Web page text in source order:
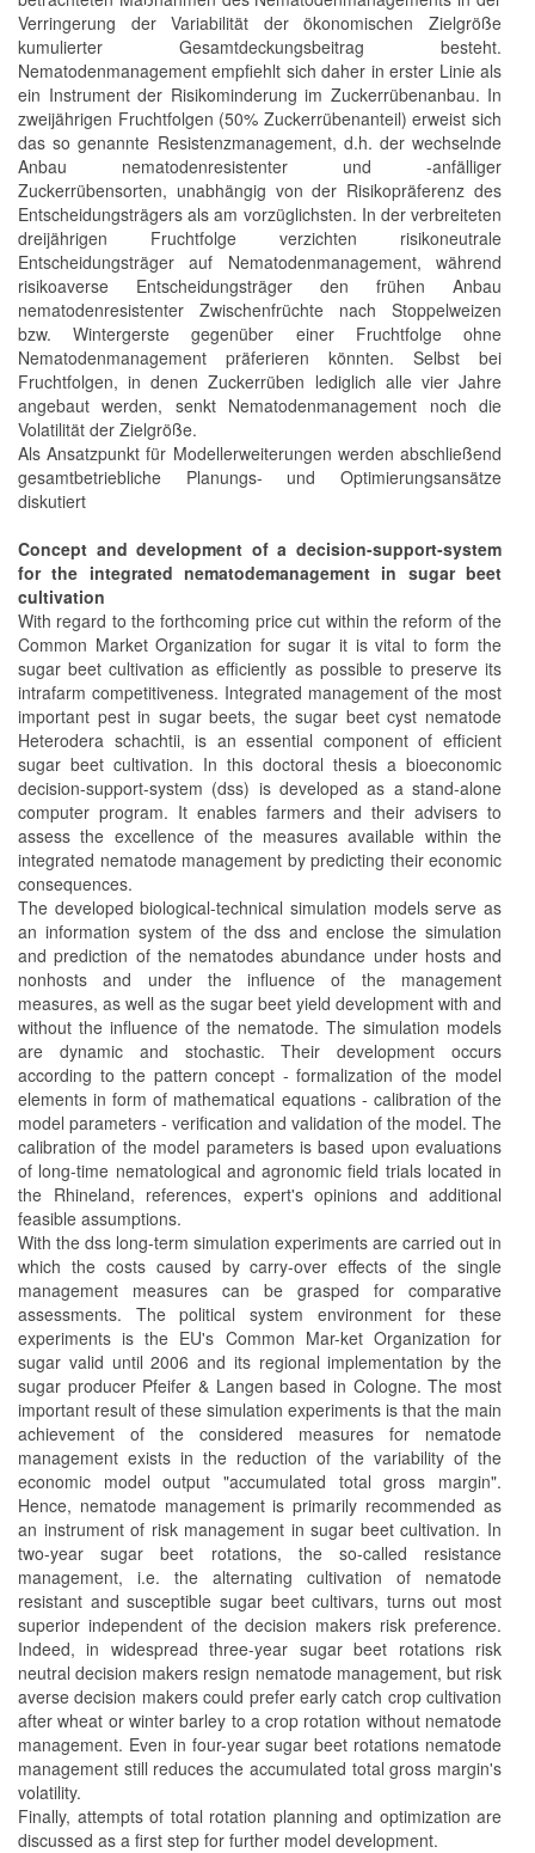
Verringerung der Variabilität der ökonomischen Zielgröße
kumulierter Gesamtdeckungsbeitrag besteht.
Nematodenmanagement empfiehlt sich daher in erster Linie als
ein Instrument der Risikominderung im Zuckerrübenanbau. In
zweijährigen Fruchtfolgen (50% Zuckerrübenanteil) erweist sich
das so genannte Resistenzmanagement, d.h. der wechselnde
Anbau nematodenresistenter und -anfälliger
Zuckerrübensorten, unabhängig von der Risikopräferenz des
Entscheidungsträgers als am vorzüglichsten. In der verbreiteten
dreijährigen Fruchtfolge verzichten risikoneutrale
Entscheidungsträger auf Nematodenmanagement, während
risikoaverse Entscheidungsträger den frühen Anbau
nematodenresistenter Zwischenfrüchte nach Stoppelweizen
bzw. Wintergerste gegenüber einer Fruchtfolge ohne
Nematodenmanagement präferieren könnten. Selbst bei
Fruchtfolgen, in denen Zuckerrüben lediglich alle vier Jahre
angebaut werden, senkt Nematodenmanagement noch die
Volatilität der Zielgröße.
Als Ansatzpunkt für Modellerweiterungen werden abschließend
gesamtbetriebliche Planungs- und Optimierungsansätze
diskutiert
Concept and development of a decision-support-system
for the integrated nematodemanagement in sugar beet
cultivation
With regard to the forthcoming price cut within the reform of the
Common Market Organization for sugar it is vital to form the
sugar beet cultivation as efficiently as possible to preserve its
intrafarm competitiveness. Integrated management of the most
important pest in sugar beets, the sugar beet cyst nematode
Heterodera schachtii, is an essential component of efficient
sugar beet cultivation. In this doctoral thesis a bioeconomic
decision-support-system (dss) is developed as a stand-alone
computer program. It enables farmers and their advisers to
assess the excellence of the measures available within the
integrated nematode management by predicting their economic
consequences.
The developed biological-technical simulation models serve as
an information system of the dss and enclose the simulation
and prediction of the nematodes abundance under hosts and
nonhosts and under the influence of the management
measures, as well as the sugar beet yield development with and
without the influence of the nematode. The simulation models
are dynamic and stochastic. Their development occurs
according to the pattern concept - formalization of the model
elements in form of mathematical equations - calibration of the
model parameters - verification and validation of the model. The
calibration of the model parameters is based upon evaluations
of long-time nematological and agronomic field trials located in
the Rhineland, references, expert's opinions and additional
feasible assumptions.
With the dss long-term simulation experiments are carried out in
which the costs caused by carry-over effects of the single
management measures can be grasped for comparative
assessments. The political system environment for these
experiments is the EU's Common Mar-ket Organization for
sugar valid until 2006 and its regional implementation by the
sugar producer Pfeifer & Langen based in Cologne. The most
important result of these simulation experiments is that the main
achievement of the considered measures for nematode
management exists in the reduction of the variability of the
economic model output "accumulated total gross margin".
Hence, nematode management is primarily recommended as
an instrument of risk management in sugar beet cultivation. In
two-year sugar beet rotations, the so-called resistance
management, i.e. the alternating cultivation of nematode
resistant and susceptible sugar beet cultivars, turns out most
superior independent of the decision makers risk preference.
Indeed, in widespread three-year sugar beet rotations risk
neutral decision makers resign nematode management, but risk
averse decision makers could prefer early catch crop cultivation
after wheat or winter barley to a crop rotation without nematode
management. Even in four-year sugar beet rotations nematode
management still reduces the accumulated total gross margin's
volatility.
Finally, attempts of total rotation planning and optimization are
discussed as a first step for further model development.